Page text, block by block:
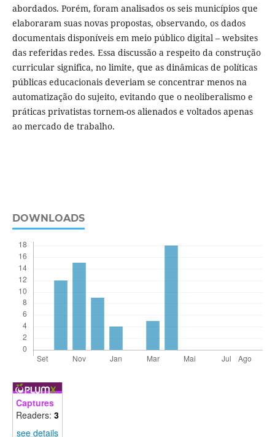
abordados. Porém, foram analisados os seis municípios que
elaboraram suas novas propostas, observando, os dados
documentais disponíveis em meio público digital – websites
das referidas redes. Essa discussão a respeito da construção
curricular significa, no limite, que as dinâmicas de políticas
públicas educacionais deveriam se concentrar menos na
automatização do sujeito, evitando que o neoliberalismo e
práticas privatistas tornem-os alienados e voltados apenas
ao mercado de trabalho.
DOWNLOADS
Captures
Readers: 3
see details